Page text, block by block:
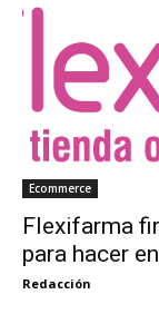
Ecommerce
Flexifarma
para hacer
Redacción